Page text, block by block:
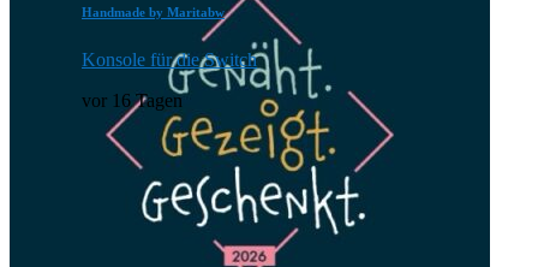
Handmade by Maritabw
Konsole für die Switch
vor 16 Tagen